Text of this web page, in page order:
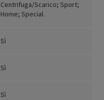
Centrifuga/Scarico; Sport;
Home; Special.
Sì
Sì
Sì